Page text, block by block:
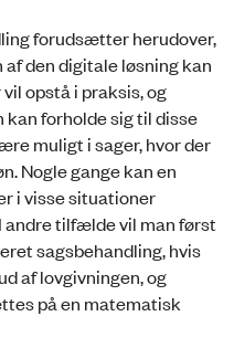
forudsætter herudover,
den digitale løsning kan
opstå i praksis, og
kan forholde sig til disse
muligt i sager, hvor der
Nogle gange kan en
i visse situationer
andre tilfælde vil man først
sagsbehandling, hvis
af lovgivningen, og
på en matematisk